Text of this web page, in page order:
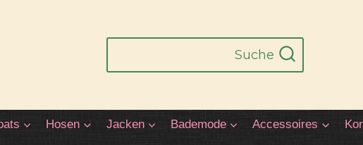
Suche
Hosen Jacken Bademode Accessoires